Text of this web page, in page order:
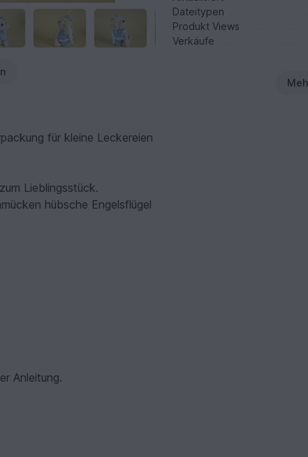
für kleine Leckereien
Lieblingsstück.
hübsche Engelsflügel
Anleitung.
Dateitypen
Produkt Views
Verkäufe